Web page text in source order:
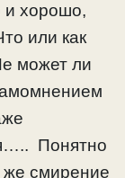
и хорошо,
или как
может ли
Понятно
смирение